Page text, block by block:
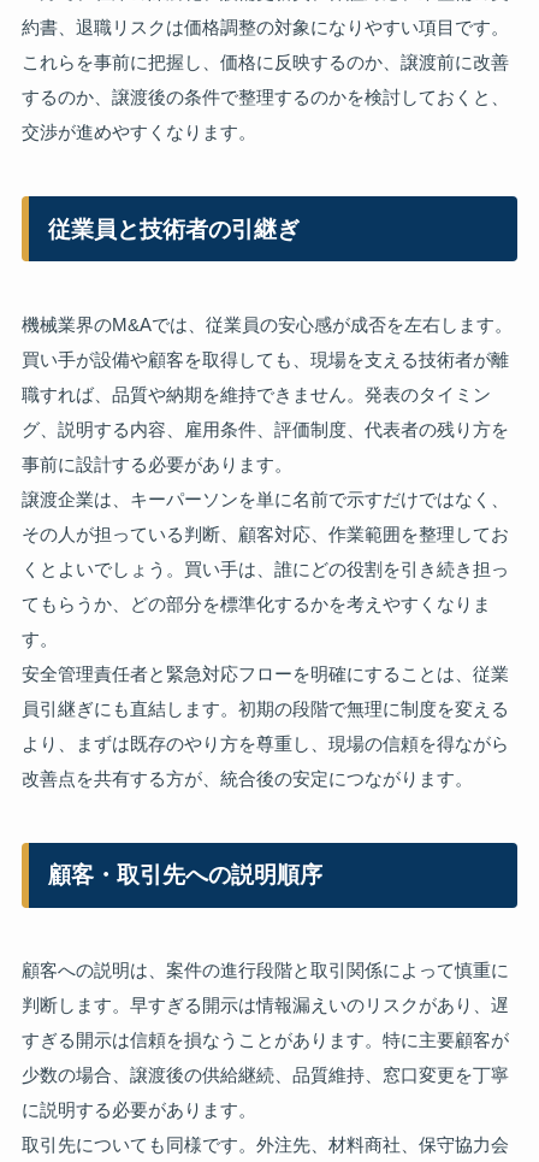
約書、退職リスクは価格調整の対象になりやすい項目です。
これらを事前に把握し、価格に反映するのか、譲渡前に改善
するのか、譲渡後の条件で整理するのかを検討しておくと、
交渉が進めやすくなります。
従業員と技術者の引継ぎ
機械業界のM&Aでは、従業員の安心感が成否を左右します。
買い手が設備や顧客を取得しても、現場を支える技術者が離
職すれば、品質や納期を維持できません。発表のタイミン
グ、説明する内容、雇用条件、評価制度、代表者の残り方を
事前に設計する必要があります。
譲渡企業は、キーパーソンを単に名前で示すだけではなく、
その人が担っている判断、顧客対応、作業範囲を整理してお
くとよいでしょう。買い手は、誰にどの役割を引き続き担っ
てもらうか、どの部分を標準化するかを考えやすくなりま
す。
安全管理責任者と緊急対応フローを明確にすることは、従業
員引継ぎにも直結します。初期の段階で無理に制度を変える
より、まずは既存のやり方を尊重し、現場の信頼を得ながら
改善点を共有する方が、統合後の安定につながります。
顧客・取引先への説明順序
顧客への説明は、案件の進行段階と取引関係によって慎重に
判断します。早すぎる開示は情報漏えいのリスクがあり、遅
すぎる開示は信頼を損なうことがあります。特に主要顧客が
少数の場合、譲渡後の供給継続、品質維持、窓口変更を丁寧
に説明する必要があります。
取引先についても同様です。外注先、材料商社、保守協力会